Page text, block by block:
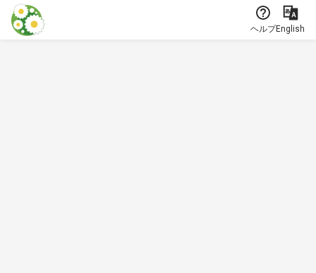
本文に飛ぶ
ヘルプEnglish